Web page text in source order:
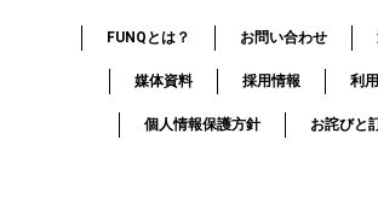
FUNQとは？ お問い合わせ
媒体資料 採用情報 利
個人情報保護方針 お詫びと